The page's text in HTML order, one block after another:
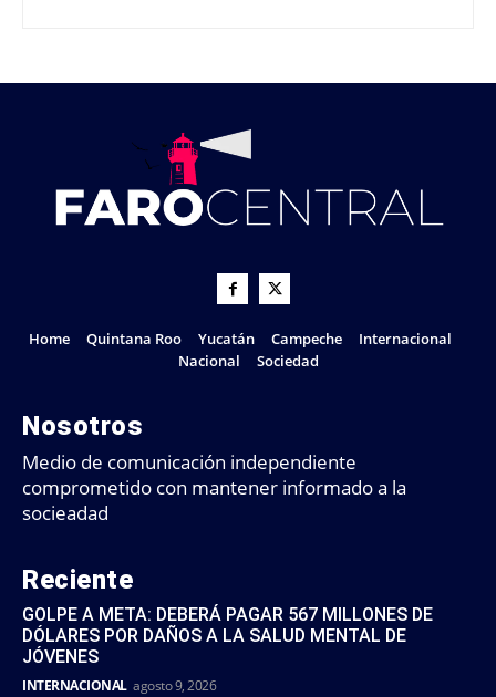
Home Quintana Roo Yucatán Campeche
Internacional
Nacional
Sociedad
Nosotros
Medio de comunicación independiente
comprometido con mantener informado a la
socieadad
Reciente
GOLPE A META: DEBERÁ PAGAR 567 MILLONES DE
DÓLARES POR DAÑOS A LA SALUD MENTAL DE
JÓVENES
INTERNACIONAL agosto 9, 2026